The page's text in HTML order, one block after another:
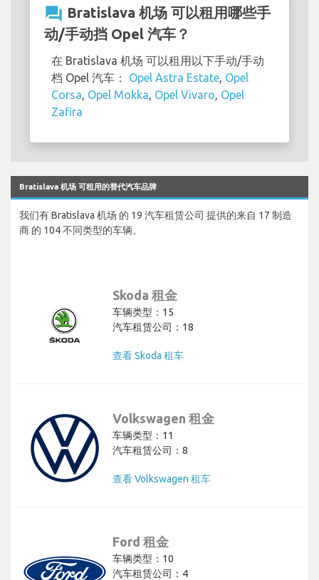
question_answer Bratislava 机场 可以租用哪些手
动/手动挡 Opel 汽车？
在 Bratislava 机场 可以租用以下手动/手动
档 Opel 汽车： Opel Astra Estate, Opel
Corsa, Opel Mokka, Opel Vivaro, Opel
Zafira
Bratislava 机场 可租用的替代汽车品牌
我们有 Bratislava 机场 的 19 汽车租赁公司 提供的来自 17 制造
商 的 104 不同类型的车辆。
Skoda 租金
车辆类型：15
汽车租赁公司：18
查看 Skoda 租车
Volkswagen 租金
车辆类型：11
汽车租赁公司：8
查看 Volkswagen 租车
Ford 租金
车辆类型：10
汽车租赁公司：4